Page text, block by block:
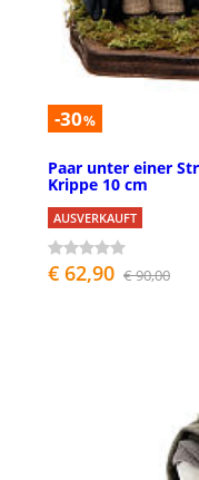
-30%
Paar unter einer
Krippe 10 cm
AUSVERKAUFT
€ 62,90 € 90,00